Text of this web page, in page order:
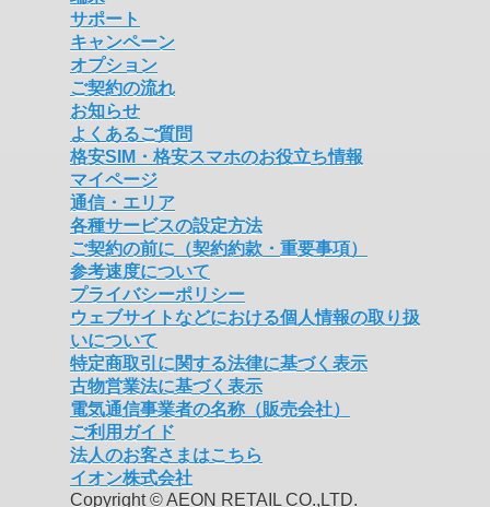
サポート
キャンペーン
オプション
ご契約の流れ
お知らせ
よくあるご質問
格安SIM・格安スマホのお役立ち情報
マイページ
通信・エリア
各種サービスの設定方法
ご契約の前に（契約約款・重要事項）
参考速度について
プライバシーポリシー
ウェブサイトなどにおける個人情報の取り扱
いについて
特定商取引に関する法律に基づく表示
古物営業法に基づく表示
電気通信事業者の名称（販売会社）
ご利用ガイド
法人のお客さまはこちら
イオン株式会社
Copyright © AEON RETAIL CO.,LTD.